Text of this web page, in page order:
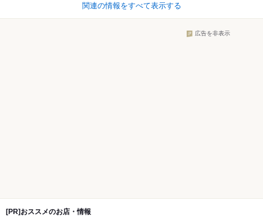
関連の情報をすべて表示する
広告を非表示
[PR]おススメのお店・情報